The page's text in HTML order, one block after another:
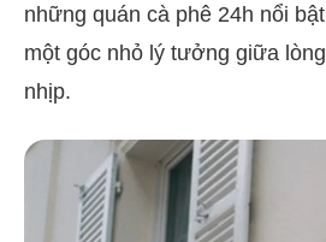
những quán cà phê 24h nổi
một góc nhỏ lý tưởng giữa
nhịp.